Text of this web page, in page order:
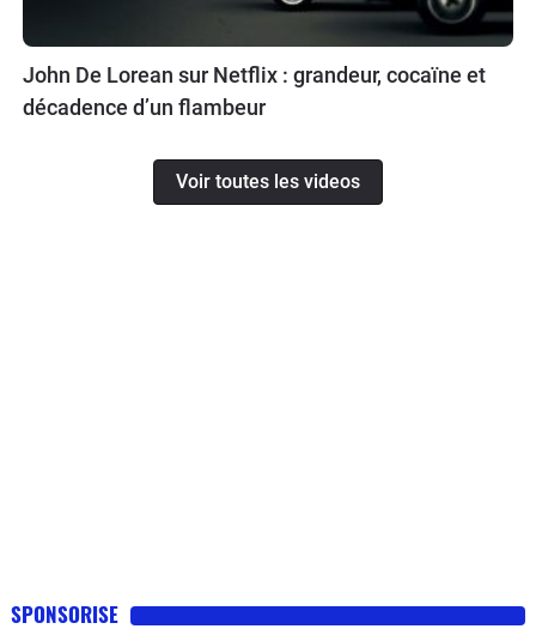
John De Lorean sur Netflix : grandeur, cocaïne et
décadence d’un flambeur
Voir toutes les videos
SPONSORISE